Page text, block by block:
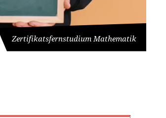
Zertifikatsfernstudium Mathematik